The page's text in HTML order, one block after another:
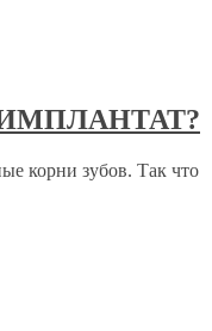
корни зубов. Так что